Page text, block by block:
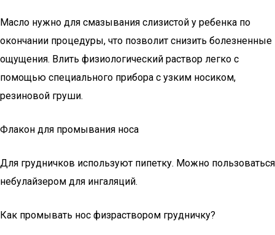
Масло нужно для смазывания слизистой у ребенка по
окончании процедуры, что позволит снизить болезненные
ощущения. Влить физиологический раствор легко с
помощью специального прибора с узким носиком,
резиновой груши.
Флакон для промывания носа
Для грудничков используют пипетку. Можно пользоваться
небулайзером для ингаляций.
Как промывать нос физраствором грудничку?